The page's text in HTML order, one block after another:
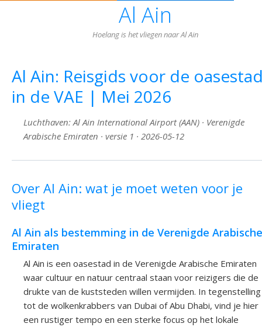
Al Ain
Hoelang is het vliegen naar Al Ain
Al Ain: Reisgids voor de
in de VAE | Mei 2026
Luchthaven: Al Ain International Airport (AAN) · Verenigde
Arabische Emiraten · versie 1 · 2026-05-12
Over Al Ain: wat je moet weten voor je
vliegt
Al Ain als bestemming in de Verenigde Arabische
Emiraten
Al Ain is een oasestad in de Verenigde Arabische Emiraten
waar cultuur en natuur centraal staan voor reizigers die de
drukte van de kuststeden willen vermijden. In tegenstelling
tot de wolkenkrabbers van Dubai of Abu Dhabi, vind je hier
een rustiger tempo en een sterke focus op het lokale